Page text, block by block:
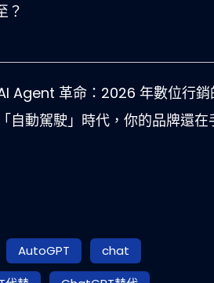
？
Agent 革命：2026 年數位行銷
「自動駕駛」時代，你的品牌還在
AutoGPT
chat